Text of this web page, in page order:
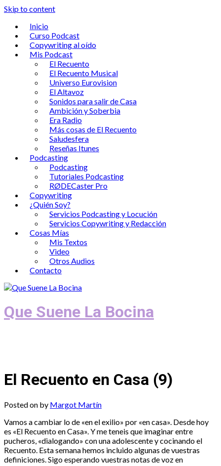
Skip to content
Inicio
Curso Podcast
Copywriting al oído
Mis Podcast
El Recuento
El Recuento Musical
Universo Eurovision
El Altavoz
Sonidos para salir de Casa
Ambición y Soberbia
Era Radio
Más cosas de El Recuento
Saludesfera
Reseñas Itunes
Podcasting
Podcasting
Tutoriales Podcasting
RØDECaster Pro
Copywriting
¿Quién Soy?
Servicios Podcasting y Locución
Servicios Copywriting y Redacción
Cosas Mías
Mis Textos
Video
Otros Audios
Contacto
Que Suene La Bocina
El Recuento en Casa (9)
Posted on by Margot Martín
Vamos a cambiar lo de «en el exilio» por «en casa». Desde hoy
es «El Recuento en Casa». Y me teneis que imaginar entre
pucheros, «dialogando» con una adolescente y cocinando el
Recuento. Esta semana hemos incluido algunas de vuestras
definiciones. Sigo esperando vuestras notas de voz en